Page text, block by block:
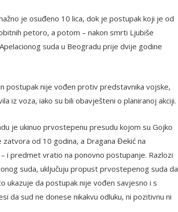
je osuđeno 10 lica, dok je postupak koji je od
petoro, a potom – nakon smrti Ljubiše
suda u Beogradu prije dvije godine
postupak nije vođen protiv predstavnika vojske,
iz voza, iako su bili obavješteni o planiranoj akciji.
je ukinuo prvostepenu presudu kojom su Gojko
zatvora od 10 godina, a Dragana Đekić na
i predmet vratio na ponovno postupanje. Razlozi
suda, uključuju propust prvostepenog suda da
ukazuje da postupak nije vođen savjesno i s
da sud ne donese nikakvu odluku, ni pozitivnu ni